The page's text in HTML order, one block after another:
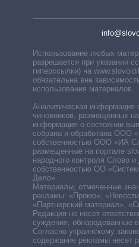
Использование любых
разрешается при указании
гиперссылки) на
обязательна вне
использования материалов.
Аналитическая информация
чиновников, размещенных
информация о состоянии
собрана и обработана ООО
собственностью ООО «ИА
размещенные на портале
народного контроля Слово
собственностью ОО
Дело».
Материалы, отмеченные
рекламы: «Промо»,
«Партнерский материал»,
Редакция не несет
суждения, обнародованные
Согласно украинскому
содержание рекламы несет